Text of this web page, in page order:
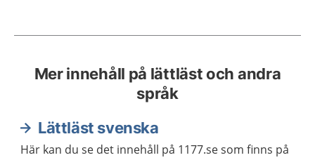
Mer innehåll på lättläst och andra
språk
Lättläst svenska
Här kan du se det innehåll på 1177.se som finns på